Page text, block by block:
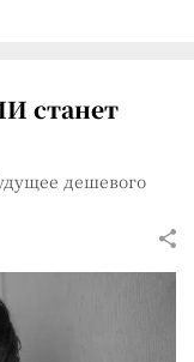
станет
дешевого